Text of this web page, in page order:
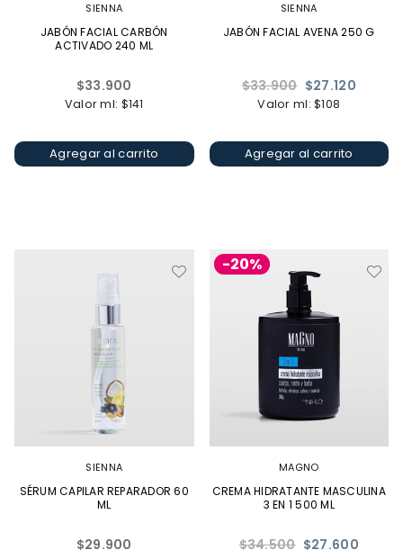
SIENNA
JABÓN FACIAL CARBÓN
ACTIVADO 240 ML
Precio
habitual
$33.900
Valor ml: $141
Agregar al carrito
SIENNA
JABÓN FACIAL AVENA 250 G
Precio
habitual
$33.900 $27.120
Valor ml: $108
Agregar al carrito
SIENNA
SÉRUM CAPILAR REPARADOR 60
ML
Precio
$29.900
-20%
MAGNO
CREMA HIDRATANTE MASCULINA
3 EN 1 500 ML
Precio
$34.500 $27.600